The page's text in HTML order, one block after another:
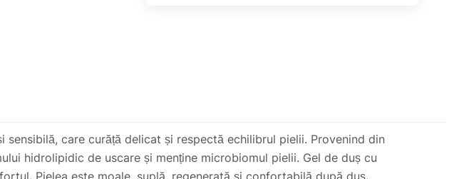
care curăță delicat și respectă echilibrul pielii. Provenind din
hidrolipidic de uscare și menține microbiomul pielii. Gel de duș cu
Pielea este moale, suplă, regenerată și confortabilă după duș.